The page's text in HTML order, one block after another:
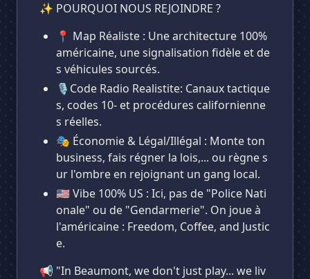
​✨ POURQUOI NOUS REJOINDRE ?
📍 Map Réaliste : Une architecture 100%
américaine, une signalisation fidèle et de
s véhicules sourcés.
🎙️Code Radio Realistite: Canaux tactique
s, codes 10- et procédures californienne
s réelles.
🎭 Économie & Légal/Illégal : Monte ton
business, fais régner la lois,... ou règne s
ur l'ombre en rejoignant un gang local.
🇺🇸 Vibe 100% US : Ici, pas de "Police Nati
onale" ou de "Gendarmerie". On joue à
l'américaine : Freedom, Coffee, and Justic
e.
​📢 "In Beaumont, we don't just play... we liv